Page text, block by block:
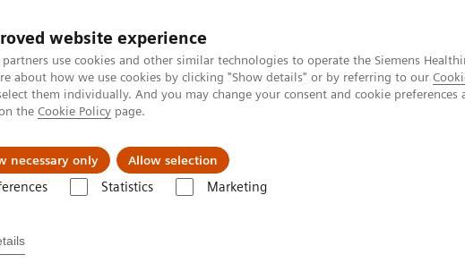
website experience
use cookies and other similar technologies to operate the Siemens
about how we use cookies by clicking "Show details" or by referring to our
them individually. And you may change your consent and cookie
the Cookie Policy page.
necessary only Allow selection
Statistics Marketing
Produkte & Services